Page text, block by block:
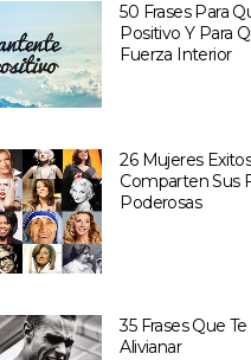
50 Frases Para
Positivo Y Para
Fuerza Interior
26 Mujeres
Comparten Sus
Poderosas
35 Frases Que
Alivianar